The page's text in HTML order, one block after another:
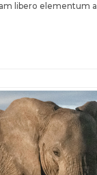
libero elementum